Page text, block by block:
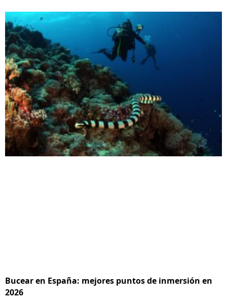
Bucear en España: mejores puntos de inmersión en
2026